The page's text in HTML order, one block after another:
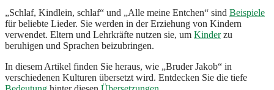
„Schlaf, Kindlein, schlaf“ und „Alle meine Entchen“ sind Beispiele
für beliebte Lieder. Sie werden in der Erziehung von Kindern
verwendet. Eltern und Lehrkräfte nutzen sie, um Kinderzu
beruhigen und Sprachen beizubringen.
In diesem Artikel finden Sie heraus, wie „Bruder Jakob“ in
verschiedenen Kulturen übersetzt wird. Entdecken Sie die tiefe